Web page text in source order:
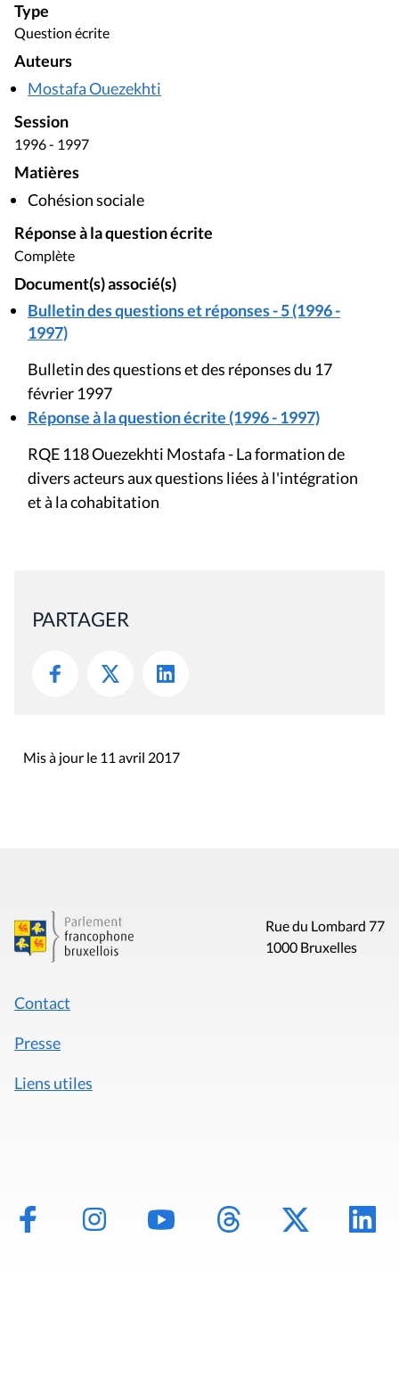
Type
Question écrite
Auteurs
Mostafa Ouezekhti
Session
1996 - 1997
Matières
Cohésion sociale
Réponse à la question écrite
Complète
Document(s) associé(s)
Bulletin des questions et réponses - 5 (1996 -
1997)
Bulletin des questions et des réponses du 17
février 1997
Réponse à la question écrite (1996 - 1997)
RQE 118 Ouezekhti Mostafa - La formation de
divers acteurs aux questions liées à l'intégration
et à la cohabitation
PARTAGER
Mis à jour le 11 avril 2017
Rue du Lombard 77
1000 Bruxelles
Contact
Presse
Liens utiles